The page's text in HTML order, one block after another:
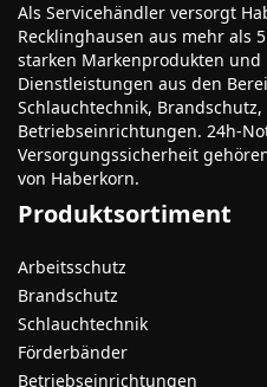
Als Servicehändler versorgt
Recklinghausen aus mehr als
starken Markenprodukten
Dienstleistungen aus den
Schlauchtechnik,
Betriebseinrichtungen. 24h-
Versorgungssicherheit
von Haberkorn.
Produktsortiment
Arbeitsschutz
Brandschutz
Schlauchtechnik
Förderbänder
Betriebseinrichtungen